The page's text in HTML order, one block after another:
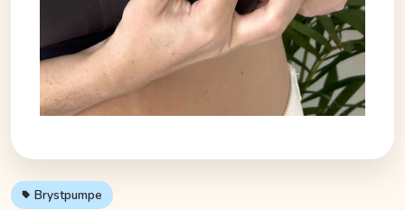
Brystpumpe